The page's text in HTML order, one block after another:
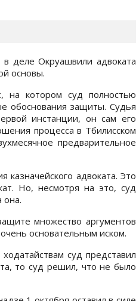
деле Окруашвили адвоката
основы.
на котором суд полностью
обоснования защиты. Судья
инстанции, он сам его
процесса в Тбилисском
предварительное
адвоката. Это
Но, несмотря на это, суд
она.
множество аргументов
основательным иском.
суд представил
то суд решил, что не было